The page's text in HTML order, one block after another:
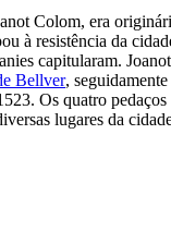
Colom, era
à resistência da
capitularam. Joanot
Bellver,
Os quatro pedaços
lugares da